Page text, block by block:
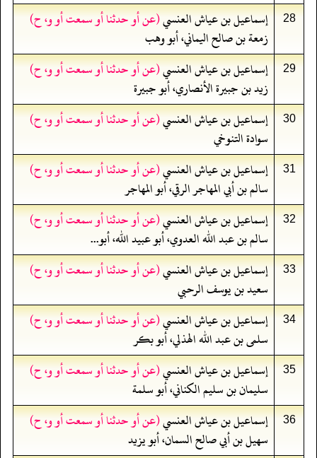
28 إسماعيل بن عياش العنسي(عن أو حدثنا أو سمعت أو و، ح)
زمعة بن صالح اليماني، أبو وهب
29 إسماعيل بن عياش العنسي(عن أو حدثنا أو سمعت أو و، ح)
زيد بن جبيرة الأنصاري، أبو جبيرة
30 إسماعيل بن عياش العنسي(عن أو حدثنا أو سمعت أو و، ح)
سوادة التنوخي
31 إسماعيل بن عياش العنسي(عن أو حدثنا أو سمعت أو و، ح)
سالم بن أبي المهاجر الرقي، أبو المهاجر
32 إسماعيل بن عياش العنسي(عن أو حدثنا أو سمعت أو و، ح)
سالم بن عبد الله العدوي، أبو عبيد الله، أبو...
33 إسماعيل بن عياش العنسي(عن أو حدثنا أو سمعت أو و، ح)
سعيد بن يوسف الرحبي
34 إسماعيل بن عياش العنسي(عن أو حدثنا أو سمعت أو و، ح)
سلمى بن عبد الله الهذلي، أبو بكر
35 إسماعيل بن عياش العنسي(عن أو حدثنا أو سمعت أو و، ح)
سليمان بن سليم الكناني، أبو سلمة
36 إسماعيل بن عياش العنسي(عن أو حدثنا أو سمعت أو و، ح)
سهيل بن أبي صالح السمان، أبو يزيد